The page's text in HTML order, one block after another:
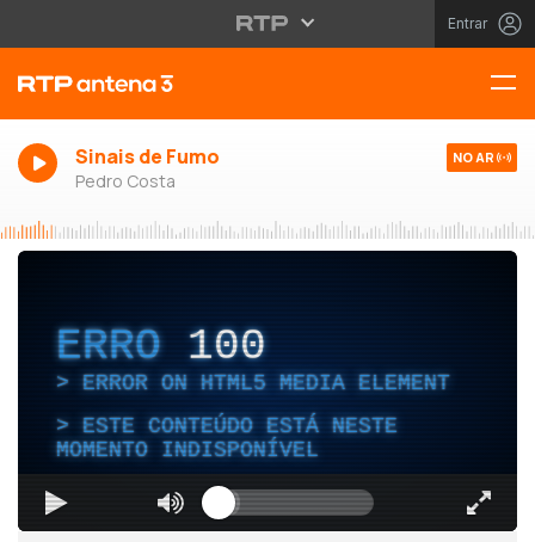
Entrar
Sinais de Fumo
Pedro Costa
NO AR
ERRO 100
ERROR ON HTML5 MEDIA ELEMENT
ESTE CONTEÚDO ESTÁ NESTE
MOMENTO INDISPONÍVEL